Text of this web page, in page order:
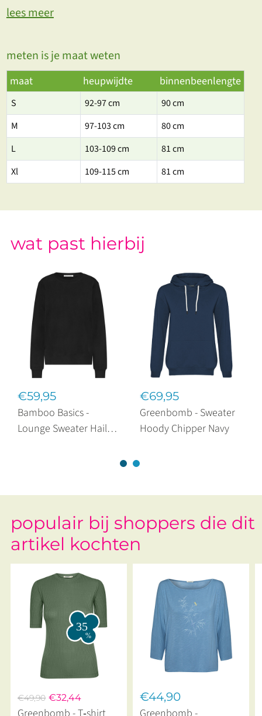
lees meer
meten is je maat weten
maat heupwijdte binnenbeenlengte
S 92-97 cm
90 cm
M
97-103 cm
80 cm
L
103-109 cm
81 cm
Xl
109-115 cm 81 cm
wat past hierbij
€59,95
Bamboo Basics -
Lounge Sweater Hailey
€69,95
Greenbomb - Sweater
Hoody Chipper Navy
populair bij shoppers die dit
artikel kochten
€49,90 €32,44 €44,90